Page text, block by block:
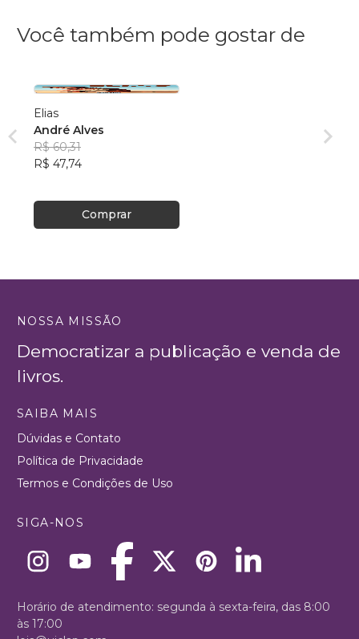
Você também pode gostar de
Elias
André Alves
R$ 60,31
R$ 47,74
Comprar
NOSSA MISSÃO
Democratizar a publicação e venda de
livros.
SAIBA MAIS
Dúvidas e Contato
Política de Privacidade
Termos e Condições de Uso
SIGA-NOS
Horário de atendimento: segunda à sexta-feira, das 8:00
às 17:00